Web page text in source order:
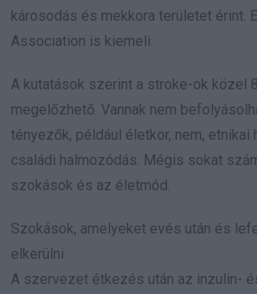
károsodás és mekkora területet érint.
Association is kiemeli.
A kutatások szerint a stroke-ok közel
megelőzhető. Vannak nem
tényezők, például életkor, nem, etnikai
családi halmozódás. Mégis sokat
szokások és az életmód.
Szokások, amelyeket evés után és
elkerülni
A szervezet étkezés után az inzulin-